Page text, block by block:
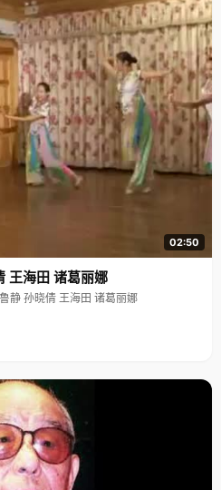
02:50
王海田 诸葛丽娜
静 孙晓倩 王海田 诸葛丽娜